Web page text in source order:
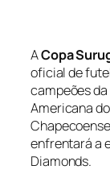
ACopa
oficial de
campeões da
Americana
enfrentará a
Diamonds.